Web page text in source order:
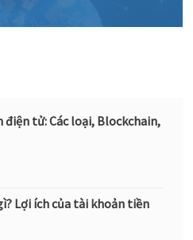
điện tử: Các loại, Blockchain,
Lợi ích của tài khoản tiền